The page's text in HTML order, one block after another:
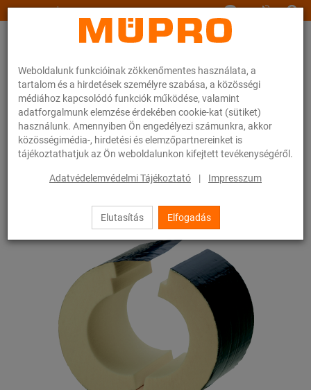
Weboldalunk funkcióinak zökkenőmentes használata, a
tartalom és a hirdetések személyre szabása, a közösségi
médiához kapcsolódó funkciók működése, valamint
adatforgalmunk elemzése érdekében cookie-kat (sütiket)
használunk. Amennyiben Ön engedélyezi számunkra, akkor
közösségimédia-, hirdetési és elemzőpartnereinket is
tájékoztathatjuk az Ön weboldalunkon kifejtett tevékenységéről.
Adatvédelemvédelmi Tájékoztató | Impresszum
Elutasítás Elfogadás
www.muepro.hu
Webáruhàz Rögzítéstechnika Csőbilincsek ISO betét RG 80
32 / 54